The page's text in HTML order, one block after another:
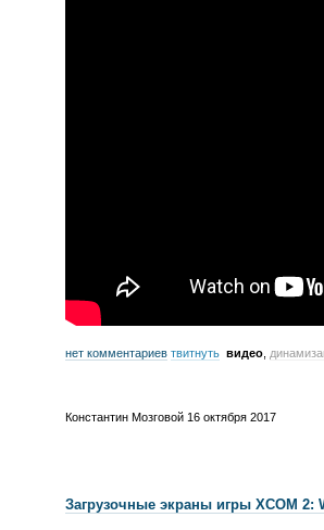
нет комментариев твитнуть видео
Константин Мозговой 16 октября 2017
Загрузочные экраны игры XCOM 2: